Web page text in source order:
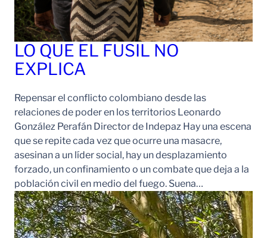
LO QUE EL FUSIL NO
EXPLICA
Repensar el conflicto colombiano desde las
relaciones de poder en los territorios Leonardo
González Perafán Director de Indepaz Hay una escena
que se repite cada vez que ocurre una masacre,
asesinan a un líder social, hay un desplazamiento
forzado, un confinamiento o un combate que deja a la
población civil en medio del fuego. Suena…